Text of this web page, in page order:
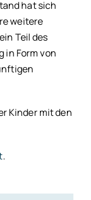
hat sich
weitere
Teil des
in Form von
Kinder mit den
.